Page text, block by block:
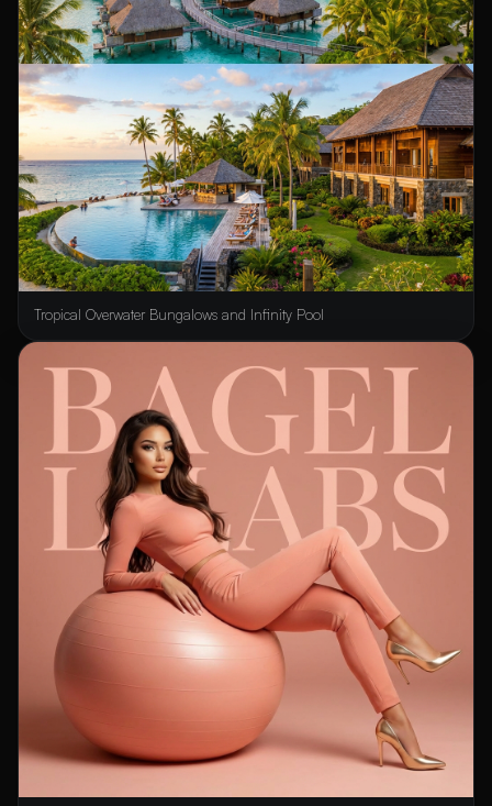
Tropical Overwater Bungalows and Infinity Pool